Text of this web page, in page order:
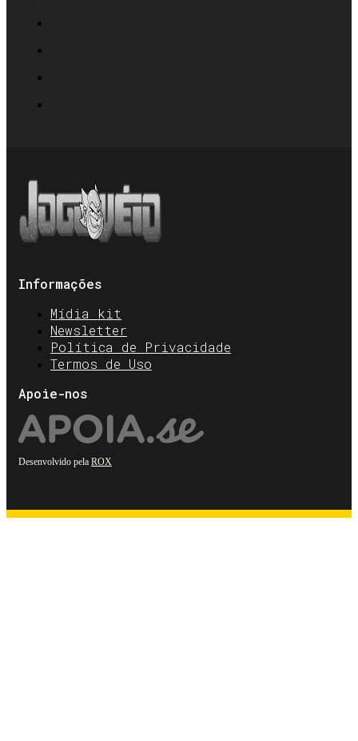
Informações
Mídia kit
Newsletter
Política de Privacidade
Termos de Uso
Apoie-nos
Desenvolvido pela ROX